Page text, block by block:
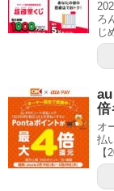
ろ
じ
倍
オ
払